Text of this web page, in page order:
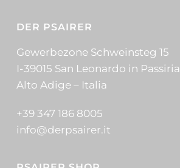
DER PSAIRER
Gewerbezone Schweinsteg 15
I-39015 San Leonardo in Passiria
Alto Adige – Italia
+39 347 186 8005
info@derpsairer.it